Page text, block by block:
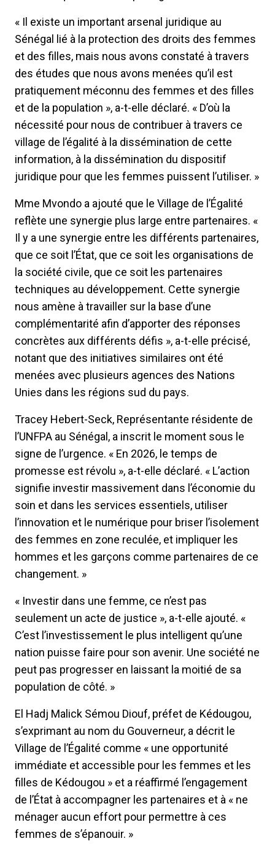
« Il existe un important arsenal juridique au
Sénégal lié à la protection des droits des femmes
et des filles, mais nous avons constaté à travers
des études que nous avons menées qu’il est
pratiquement méconnu des femmes et des filles
et de la population », a-t-elle déclaré. « D’où la
nécessité pour nous de contribuer à travers ce
village de l’égalité à la dissémination de cette
information, à la dissémination du dispositif
juridique pour que les femmes puissent l’utiliser. »
Mme Mvondo a ajouté que le Village de l’Égalité
reflète une synergie plus large entre partenaires. «
Il y a une synergie entre les différents partenaires,
que ce soit l’État, que ce soit les organisations de
la société civile, que ce soit les partenaires
techniques au développement. Cette synergie
nous amène à travailler sur la base d’une
complémentarité afin d’apporter des réponses
concrètes aux différents défis », a-t-elle précisé,
notant que des initiatives similaires ont été
menées avec plusieurs agences des Nations
Unies dans les régions sud du pays.
Tracey Hebert-Seck, Représentante résidente de
l’UNFPA au Sénégal, a inscrit le moment sous le
signe de l’urgence. « En 2026, le temps de
promesse est révolu », a-t-elle déclaré. « L’action
signifie investir massivement dans l’économie du
soin et dans les services essentiels, utiliser
l’innovation et le numérique pour briser l’isolement
des femmes en zone reculée, et impliquer les
hommes et les garçons comme partenaires de ce
changement. »
« Investir dans une femme, ce n’est pas
seulement un acte de justice », a-t-elle ajouté. «
C’est l’investissement le plus intelligent qu’une
nation puisse faire pour son avenir. Une société ne
peut pas progresser en laissant la moitié de sa
population de côté. »
El Hadj Malick Sémou Diouf, préfet de Kédougou,
s’exprimant au nom du Gouverneur, a décrit le
Village de l’Égalité comme « une opportunité
immédiate et accessible pour les femmes et les
filles de Kédougou » et a réaffirmé l’engagement
de l’État à accompagner les partenaires et à « ne
ménager aucun effort pour permettre à ces
femmes de s’épanouir. »